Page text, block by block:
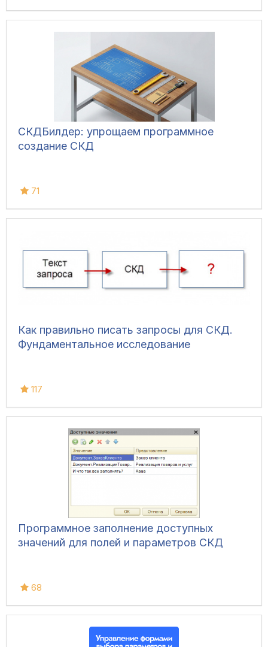
СКДБилдер: упрощаем программное
создание СКД
71
Как правильно писать запросы для СКД.
Фундаментальное исследование
117
Программное заполнение доступных
значений для полей и параметров СКД
68